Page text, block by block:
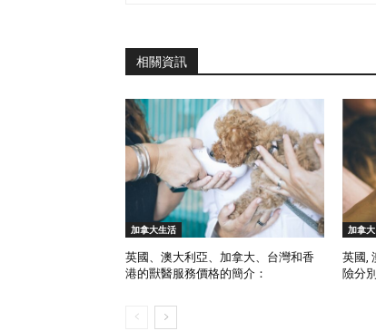
相關資訊
加拿大生活
英國、澳大利亞、加拿大、台灣和香
港的獸醫服務價格的簡介：
加拿大
英國,
險分別